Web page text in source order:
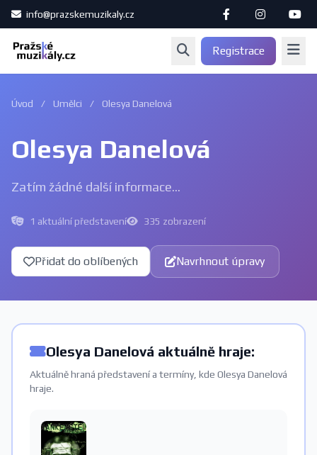
info@prazskemuzikaly.cz
Registrace
Úvod / Umělci / Olesya Danelová
Olesya Danelová
Zatím žádné další informace...
1 aktuální představení 335 zobrazení
Přidat do oblíbených Navrhnout úpravy
Olesya Danelová aktuálně hraje:
Aktuálně hraná představení a termíny, kde Olesya Danelová
hraje.